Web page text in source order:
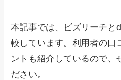
本記事では、ビズリーチと
較しています。利用者の口
ントも紹介しているので、
ださい。